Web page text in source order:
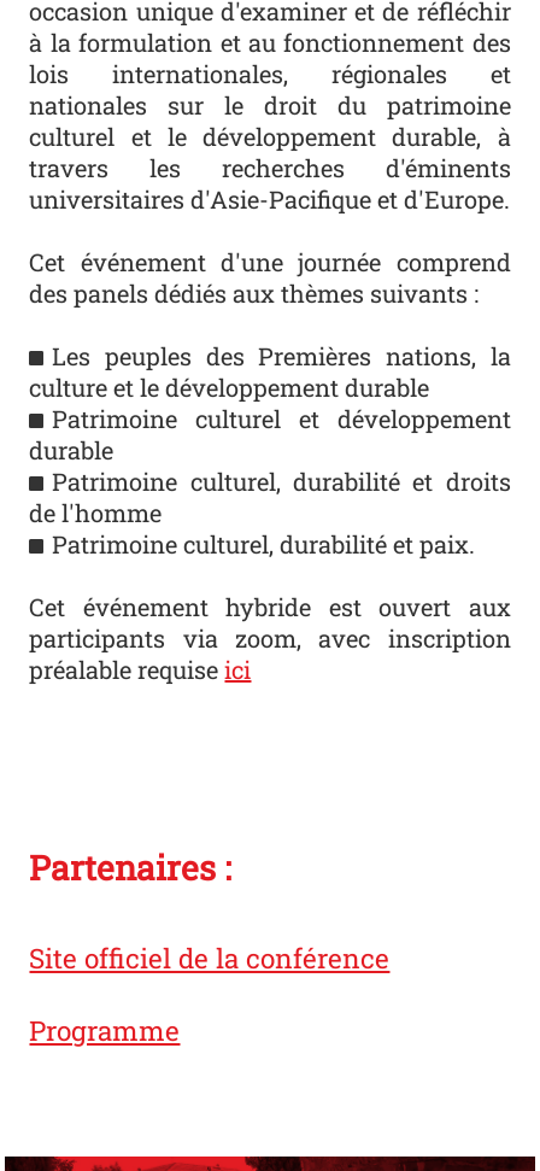
occasion unique d'examiner et de réfléchir
à la formulation et au fonctionnement des
lois internationales, régionales et
nationales sur le droit du patrimoine
culturel et le développement durable, à
travers les recherches d'éminents
universitaires d'Asie-Pacifique et d'Europe.
Cet événement d'une journée comprend
des panels dédiés aux thèmes suivants :
Les peuples des Premières nations, la
culture et le développement durable
Patrimoine culturel et développement
durable
Patrimoine culturel, durabilité et droits
de l'homme
Patrimoine culturel, durabilité et paix.
Cet événement hybride est ouvert aux
participants via zoom, avec inscription
préalable requiseici
Partenaires :
Site officiel de la conférence
Programme